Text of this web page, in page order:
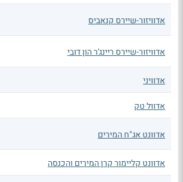
אדוויזור-שיירס קנאביס
אדוויזור-שיירס ריינג'ר הון דובי
אדוויני
אדוול טק
אדוונט אג"ח המירים
אדוונט קליימור קרן המירים והכנסה